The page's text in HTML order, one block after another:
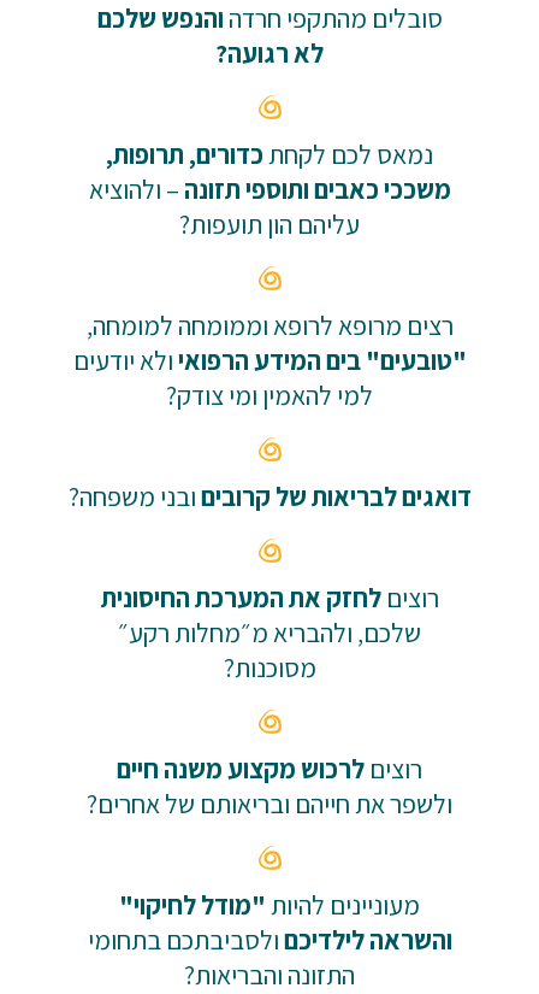
סובלים מהתקפי חרדה והנפש שלכם
לא רגועה?
נמאס לכם לקחתכדורים, תרופות,
משככי כאבים ותוספי תזונה – ולהוציא
עליהם הון תועפות?
רצים מרופא לרופא וממומחה למומחה,
"טובעים" בים המידע הרפואיולא יודעים
למי להאמין ומי צודק?
דואגים לבריאות של קרוביםובני משפחה?
רוציםלחזק את המערכת החיסונית
שלכם, ולהבריא מ״מחלות רקע״
מסוכנות?
רוצים לרכוש מקצוע משנה חיים
ולשפר את חייהם ובריאותם של אחרים?
מעוניינים להיות "מודל לחיקוי"
והשראה לילדיכםולסביבתכם בתחומי
התזונה והבריאות?